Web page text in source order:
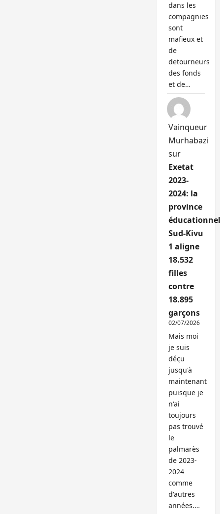
dans les
compagnies
sont
mafieux et
de
detourneurs
des fonds
et de…
Vainqueur
Murhabazi
sur
Exetat
2023-
2024: la
province
Sud-Kivu
1 aligne
18.532
filles
contre
18.895
garçons
02/07/2026
Mais moi
je suis
déçu
jusqu'à
maintenant
puisque je
n'ai
toujours
pas trouvé
le
palmarès
de 2023-
2024
comme
d'autres
années.…